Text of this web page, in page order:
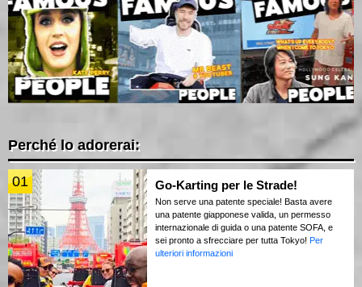
Perché lo adorerai:
01 Go-Karting per le Strade!
Non serve una patente speciale! Basta avere
una patente giapponese valida, un permesso
internazionale di guida o una patente SOFA, e
sei pronto a sfrecciare per tutta Tokyo! Per
ulteriori informazioni